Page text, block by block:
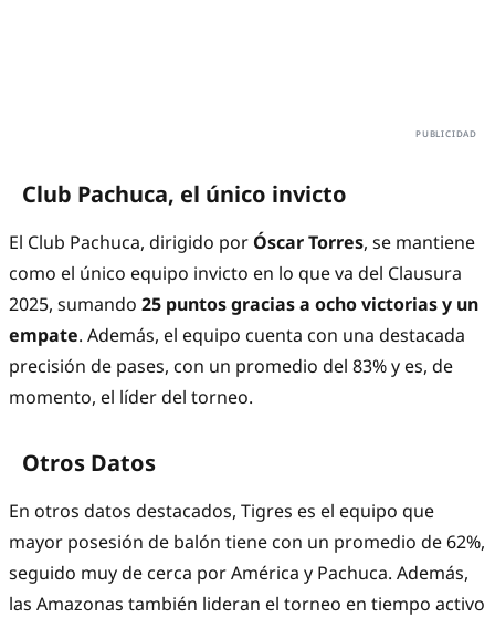
Club Pachuca, el único invicto
El Club Pachuca, dirigido porÓscar Torres, se mantiene
como el único equipo invicto en lo que va del Clausura
2025, sumando 25 puntos gracias a ocho victorias y un
empate. Además, el equipo cuenta con una destacada
precisión de pases, con un promedio del 83% y es, de
momento, el líder del torneo.
Otros Datos
En otros datos destacados, Tigres es el equipo que
mayor posesión de balón tiene con un promedio de 62%,
seguido muy de cerca por América y Pachuca. Además,
las Amazonas también lideran el torneo en tiempo activo